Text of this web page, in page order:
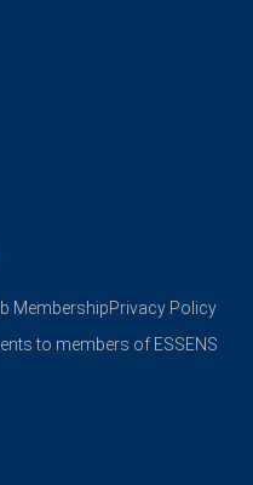
MembershipPrivacy Policy
to members of ESSENS